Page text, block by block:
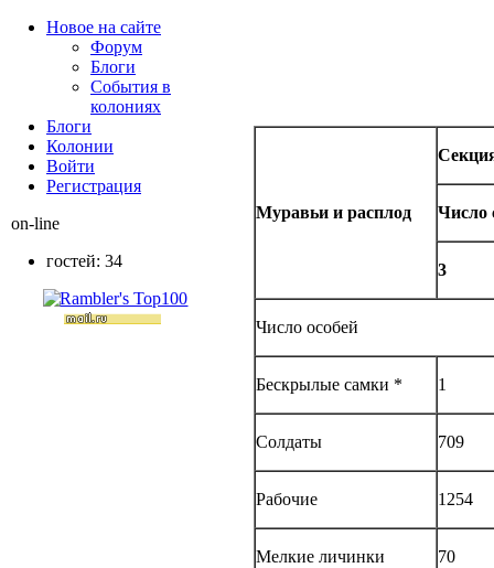
Муравьи и расплод Число
3
Число особей
Бескрылые самки * 1
Солдаты 709
Рабочие 1254
Мелкие личинки 70
Новое на сайте
Форум
Блоги
События в
колониях
Блоги
Колонии
Войти
Peгиcтpaция
on-line
гостей: 34